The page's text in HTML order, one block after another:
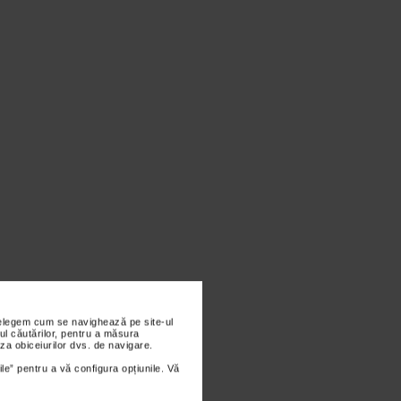
cum se navighează pe site-ul
căutărilor, pentru a măsura
obiceiurilor dvs. de navigare.
pentru a vă configura opțiunile. Vă